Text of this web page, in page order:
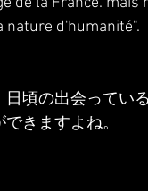
nature d'humanité".
頃の出会ってい
きますよね。